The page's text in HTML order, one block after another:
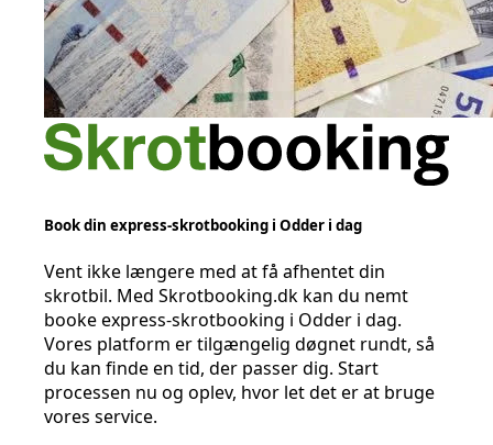
Book din express-skrotbooking i Odder i dag
Vent ikke længere med at få afhentet din
skrotbil. Med Skrotbooking.dk kan du nemt
booke express-skrotbooking i Odder i dag.
Vores platform er tilgængelig døgnet rundt, så
du kan finde en tid, der passer dig. Start
processen nu og oplev, hvor let det er at bruge
vores service.